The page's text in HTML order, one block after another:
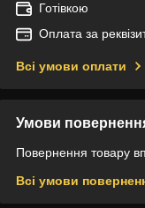
Готівкою
Оплата за
Всі умови оплати
Умови
Повернення товару
Всі умови